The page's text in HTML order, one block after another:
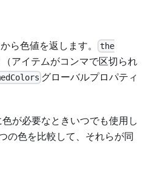
ら色値を返します。 the
アイテムがコンマで区切られ
グローバルプロパティ
が必要なときいつでも使用し
の色を比較して、それらが同